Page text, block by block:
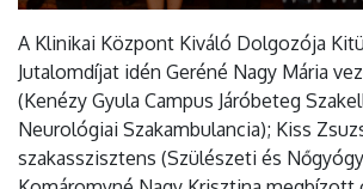
A Klinikai Központ Kiváló Dolgozója
Jutalomdíjat idén Geréné Nagy Mária
(Kenézy Gyula Campus Járóbeteg
Neurológiai Szakambulancia); Kiss
szakasszisztens (Szülészeti és